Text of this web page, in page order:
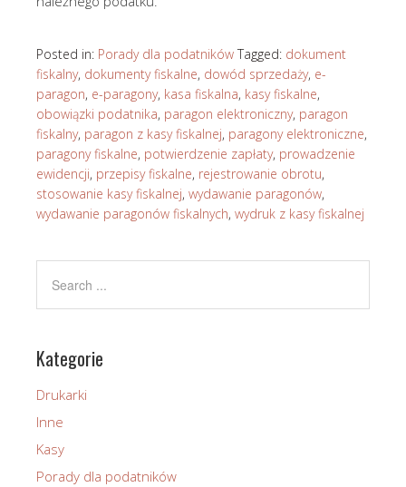
Posted in: Porady dla podatników Tagged: dokument
fiskalny, dokumenty fiskalne, dowód sprzedaży, e-
paragon, e-paragony, kasa fiskalna, kasy fiskalne,
obowiązki podatnika, paragon elektroniczny, paragon
fiskalny, paragon z kasy fiskalnej, paragony elektroniczne,
paragony fiskalne, potwierdzenie zapłaty, prowadzenie
ewidencji, przepisy fiskalne, rejestrowanie obrotu,
stosowanie kasy fiskalnej, wydawanie paragonów,
wydawanie paragonów fiskalnych, wydruk z kasy fiskalnej
Kategorie
Drukarki
Inne
Kasy
Porady dla podatników